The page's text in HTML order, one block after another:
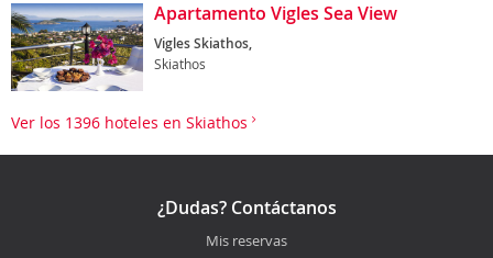
Apartamento Vigles Sea View
Vigles Skiathos,
Skiathos
Ver los 1396 hoteles en Skiathos
¿Dudas? Contáctanos
Mis reservas